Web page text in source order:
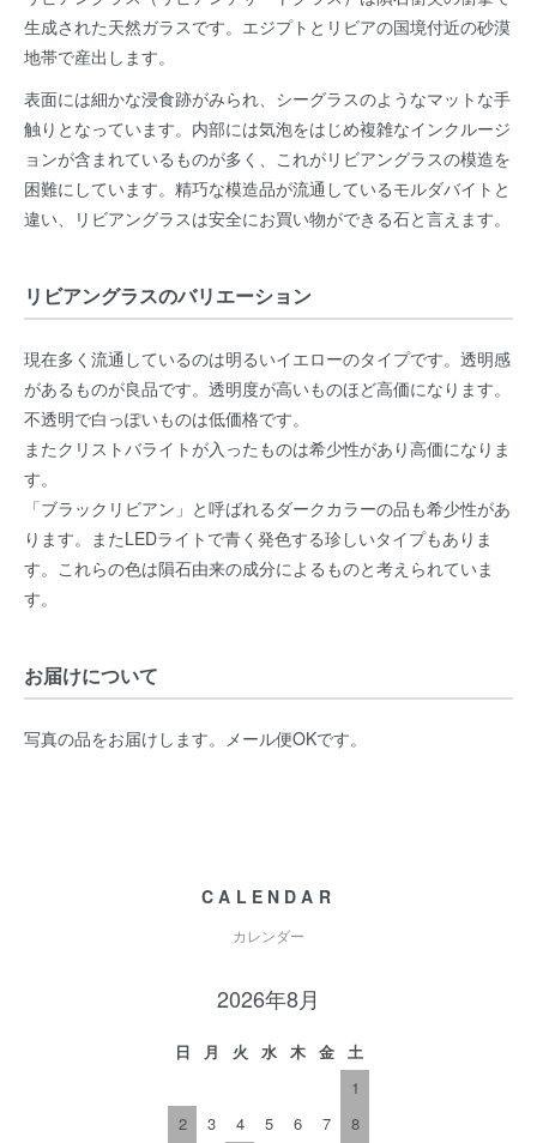
生成された天然ガラスです。エジプトとリビアの国境付近の砂漠
地帯で産出します。
表面には細かな浸食跡がみられ、シーグラスのようなマットな手
触りとなっています。内部には気泡をはじめ複雑なインクルージ
ョンが含まれているものが多く、これがリビアングラスの模造を
困難にしています。精巧な模造品が流通しているモルダバイトと
違い、リビアングラスは安全にお買い物ができる石と言えます。
リビアングラスのバリエーション
現在多く流通しているのは明るいイエローのタイプです。透明感
があるものが良品です。透明度が高いものほど高価になります。
不透明で白っぽいものは低価格です。
またクリストバライトが入ったものは希少性があり高価になりま
す。
「ブラックリビアン」と呼ばれるダークカラーの品も希少性があ
ります。またLEDライトで青く発色する珍しいタイプもありま
す。これらの色は隕石由来の成分によるものと考えられていま
す。
お届けについて
写真の品をお届けします。メール便OKです。
CALENDAR
カレンダー
2026年8月
日 月 火 水 木 金
土
1
2
3 4 5 6 7
8